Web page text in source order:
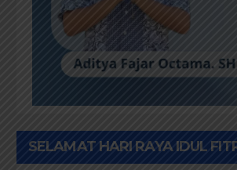
SELAMAT HARI RAYA IDUL